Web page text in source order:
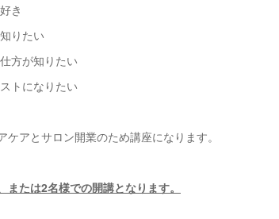
き
りたい
方が知りたい
トになりたい
ケアとサロン開業のため講座になります。
または2名様での開講となります。